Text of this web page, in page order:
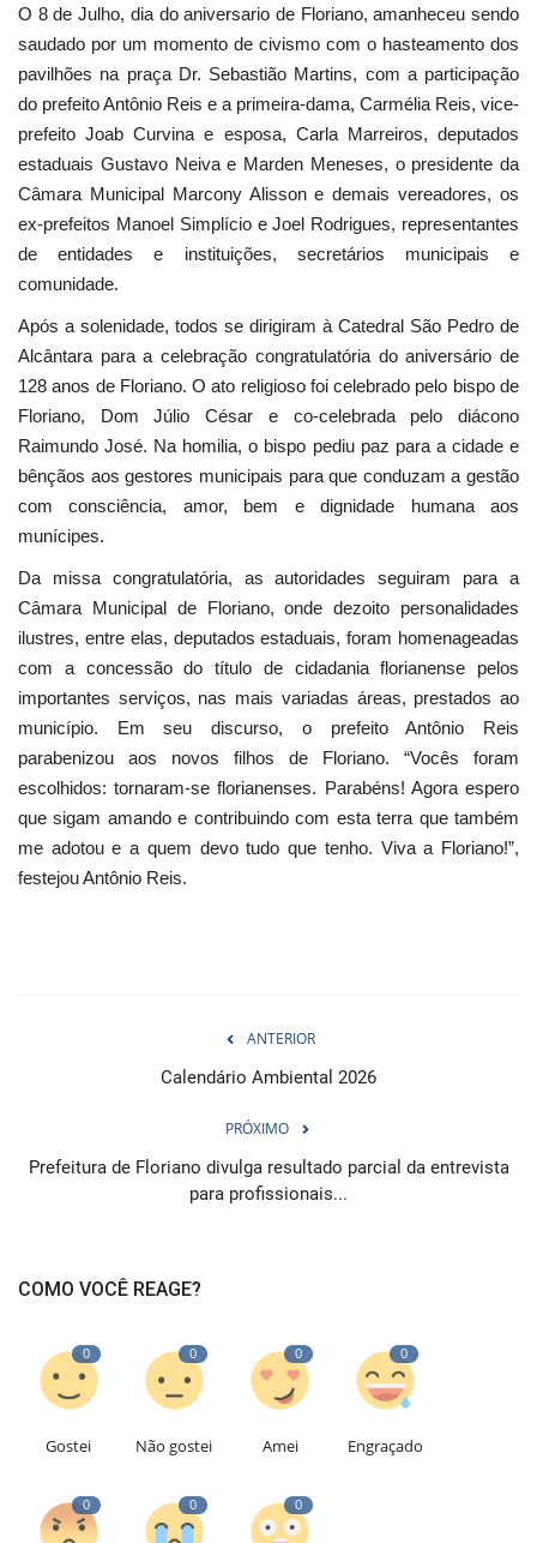
O 8 de Julho, dia do aniversario de Floriano, amanheceu sendo
saudado por um momento de civismo com o hasteamento dos
pavilhões na praça Dr. Sebastião Martins, com a participação
do prefeito Antônio Reis e a primeira-dama, Carmélia Reis, vice-
prefeito Joab Curvina e esposa, Carla Marreiros, deputados
estaduais Gustavo Neiva e Marden Meneses, o presidente da
Câmara Municipal Marcony Alisson e demais vereadores, os
ex-prefeitos Manoel Simplício e Joel Rodrigues, representantes
de entidades e instituições, secretários municipais e
comunidade.
Após a solenidade, todos se dirigiram à Catedral São Pedro de
Alcântara para a celebração congratulatória do aniversário de
128 anos de Floriano. O ato religioso foi celebrado pelo bispo de
Floriano, Dom Júlio César e co-celebrada pelo diácono
Raimundo José. Na homilia, o bispo pediu paz para a cidade e
bênçãos aos gestores municipais para que conduzam a gestão
com consciência, amor, bem e dignidade humana aos
munícipes.
Da missa congratulatória, as autoridades seguiram para a
Câmara Municipal de Floriano, onde dezoito personalidades
ilustres, entre elas, deputados estaduais, foram homenageadas
com a concessão do título de cidadania florianense pelos
importantes serviços, nas mais variadas áreas, prestados ao
município. Em seu discurso, o prefeito Antônio Reis
parabenizou aos novos filhos de Floriano. “Vocês foram
escolhidos: tornaram-se florianenses. Parabéns! Agora espero
que sigam amando e contribuindo com esta terra que também
me adotou e a quem devo tudo que tenho. Viva a Floriano!”,
festejou Antônio Reis.
ANTERIOR
Calendário Ambiental 2026
PRÓXIMO
Prefeitura de Floriano divulga resultado parcial da entrevista
para profissionais...
COMO VOCÊ REAGE?
0
Gostei
0
Não gostei
0
Amei
0
Engraçado
0 0 0